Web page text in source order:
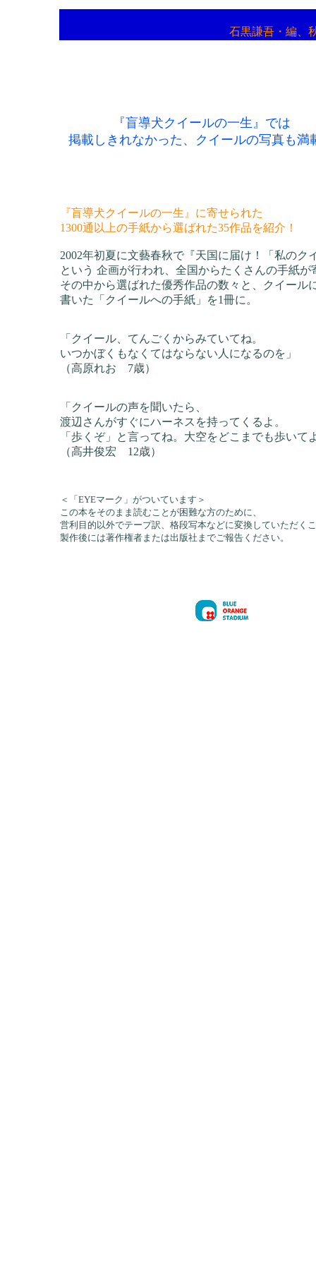
石黒謙吾・編、
『盲導犬クイールの一生』では
掲載しきれなかった、クイールの写真も満
『盲導犬クイールの一生』に寄せられた
1300通以上の手紙から選ばれた35作品を紹介！
2002年初夏に文藝春秋で『天国に届け！「私のク
という 企画が行われ、全国からたくさんの手紙が
その中から選ばれた優秀作品の数々と、クイール
書いた「クイールへの手紙」を1冊に。
「クイール、てんごくからみていてね。
いつかぼくもなくてはならない人になるのを」
（高原れお 7歳）
「クイールの声を聞いたら、
渡辺さんがすぐにハーネスを持ってくるよ。
「歩くぞ」と言ってね。大空をどこまでも歩いて
（高井俊宏 12歳）
＜「EYEマーク」がついています＞
この本をそのまま読むことが困難な方のために、
営利目的以外でテープ訳、格段写本などに変換していただく
製作後には著作権者または出版社までご報告ください。